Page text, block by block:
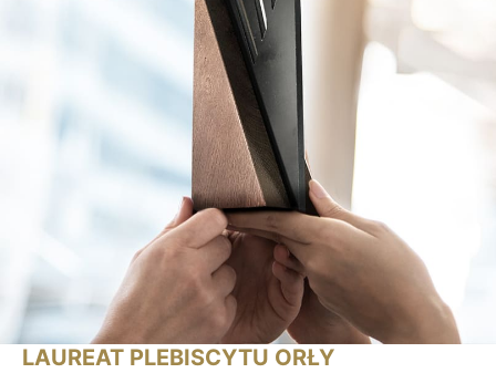
LAUREAT PLEBISCYTU ORŁY